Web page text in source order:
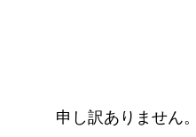
申し訳ありません。